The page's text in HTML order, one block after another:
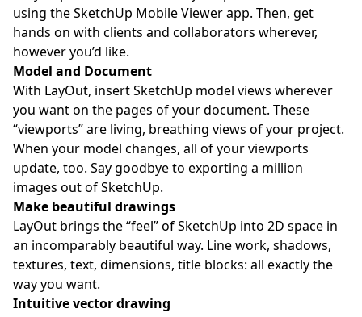
using the SketchUp Mobile Viewer app. Then, get
hands on with clients and collaborators wherever,
however you’d like.
Model and Document
With LayOut, insert SketchUp model views wherever
you want on the pages of your document. These
“viewports” are living, breathing views of your project.
When your model changes, all of your viewports
update, too. Say goodbye to exporting a million
images out of SketchUp.
Make beautiful drawings
LayOut brings the “feel” of SketchUp into 2D space in
an incomparably beautiful way. Line work, shadows,
textures, text, dimensions, title blocks: all exactly the
way you want.
Intuitive vector drawing